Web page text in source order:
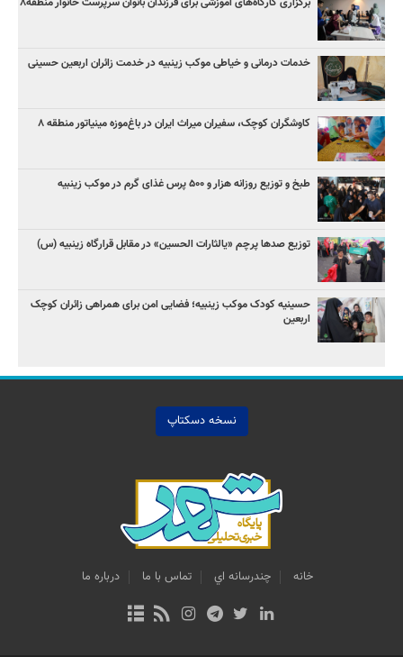
خدمات درمانی و خیاطی موکب زینبیه در خدمت زائران اربعین حسینی
کاوشگران کوچک، سفیران میراث ایران در باغ‌موزه مینیاتور منطقه ۸
طبخ و توزیع روزانه هزار و ۵۰۰ پرس غذای گرم در موکب زینبیه
توزیع صدها پرچم «یالثارات الحسین» در مقابل قرارگاه زینبیه (س)
حسینیه کودک موکب زینبیه؛ فضایی امن برای همراهی زائران کوچک
اربعین
نسخه دسکتاپ
خانه چندرسانه اي تماس با ما درباره ما